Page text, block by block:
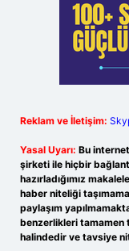
Reklam ve İletişim:
Yasal Uyarı: Bu
şirketi ile hiçbir
hazırladığımız
haber niteliği
paylaşım
benzerlikleri
halindedir ve tavsiye